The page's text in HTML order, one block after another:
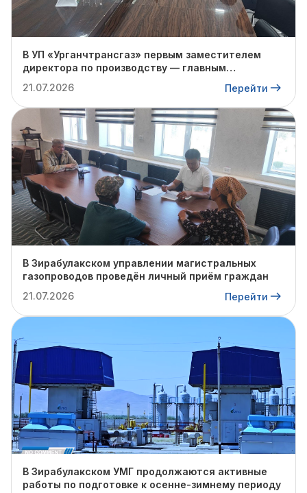
В УП «Урганчтрансгаз» первым заместителем
директора по производству — главным
Керимбаевичем был проведён очередной личный
приём граждан.
21.07.2026 Перейти
В Зирабулакском управлении магистральных
газопроводов проведён личный приём граждан
21.07.2026
Перейти
В Зирабулакском УМГ продолжаются активные
работы по подготовке к осенне-зимнему периоду